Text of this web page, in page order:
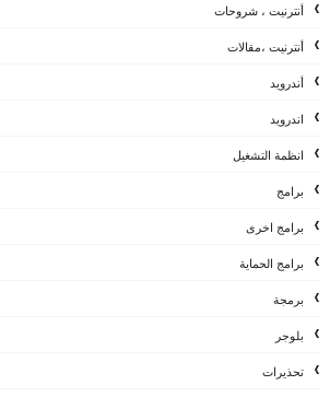
أنترنيت ، شروحات
أنترنيت ،مقالات
أندرويد
اندرويد
انظمة التشغيل
برامج
برامج اخرى
برامج الحماية
برمجة
بلوجر
تحذيرات